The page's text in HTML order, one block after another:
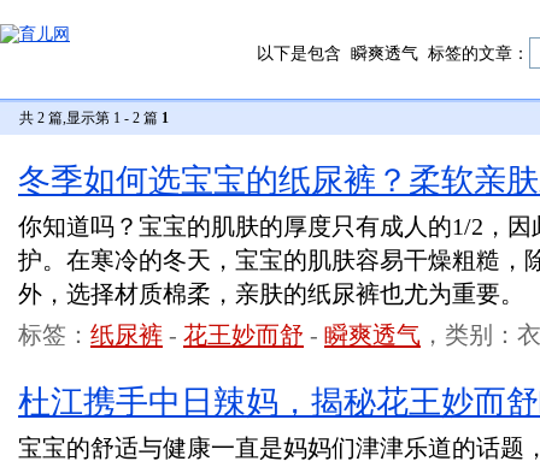
以下是包含 瞬爽透气 标签的文章：
共 2 篇,显示第 1 - 2 篇 1
冬季如何选宝宝的纸尿裤？柔软亲
你知道吗？宝宝的肌肤的厚度只有成人的1/2，
护。在寒冷的冬天，宝宝的肌肤容易干燥粗糙，
外，选择材质棉柔，亲肤的纸尿裤也尤为重要。
标签： 纸尿裤 - 花王妙而舒 - 瞬爽透气 ，类别：
杜江携手中日辣妈，揭秘花王妙而
宝宝的舒适与健康一直是妈妈们津津乐道的话题